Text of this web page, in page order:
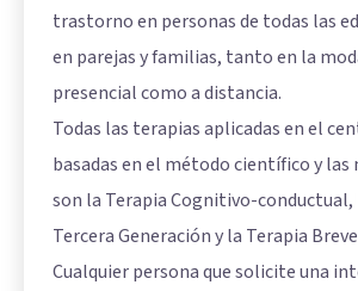
trastorno en personas de todas las
en parejas y familias, tanto en la
presencial como a distancia.
Todas las terapias aplicadas en el
basadas en el método científico y las
son la Terapia Cognitivo-conductual,
Tercera Generación y la Terapia
Cualquier persona que solicite una